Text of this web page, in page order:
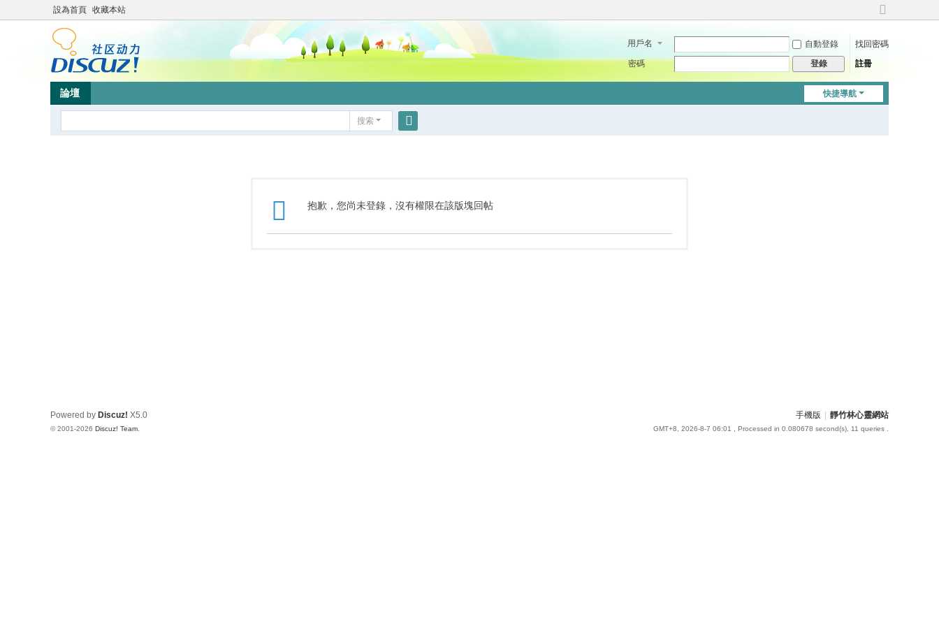
設為首頁 收藏本站
切
到
用戶名 自動登錄
找回密碼
密碼
登錄 註冊
快捷導航
論壇
搜索
抱歉，您尚未登錄，沒有權限在該版塊回帖
手機版 靜竹林心靈網站
GMT+8, 2026-8-7 06:01 , Processed in 0.080678 second(s), 11 queries .
Powered by Discuz! X5.0
© 2001-2026 Discuz! Team